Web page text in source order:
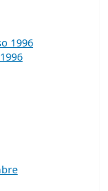
1996